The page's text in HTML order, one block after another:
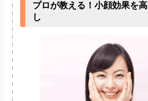
プロが教える！小顔効果を
し